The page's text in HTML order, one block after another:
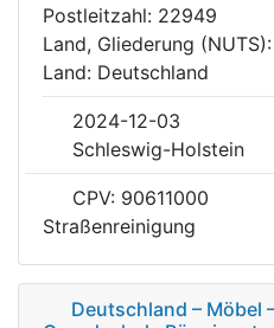
Postleitzahl: 22949
Land, Gliederung
Land: Deutschland
2024-12-03
Schleswig-Holstein
CPV: 90611000
Straßenreinigung
Deutschland – Möbel